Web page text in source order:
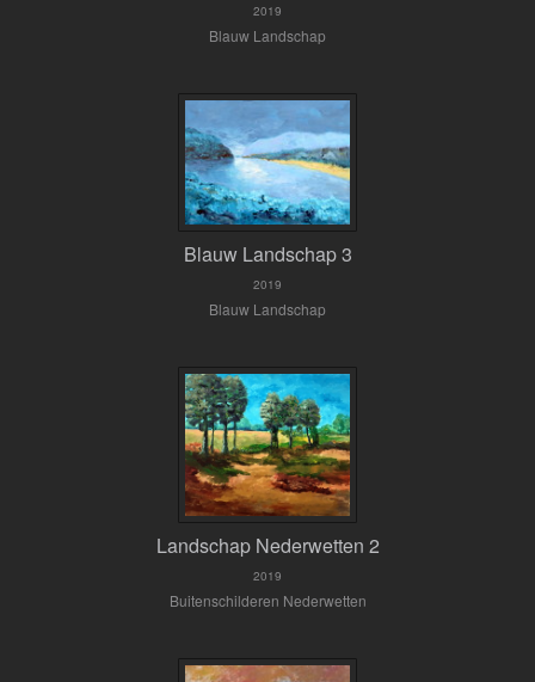
2019
Blauw Landschap
Blauw Landschap 3
2019
Blauw Landschap
Landschap Nederwetten 2
2019
Buitenschilderen Nederwetten